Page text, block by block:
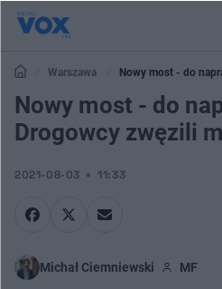
Warszawa Nowy most - do
Nowy most - do
Drogowcy zwęzili
2021-08-03 11:33
Michał Ciemniewski MF